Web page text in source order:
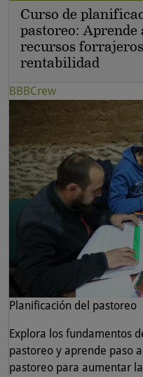
Curso de
pastoreo:
recursos
rentabilidad
BBBCrew
Planificación del pastoreo
Explora los fundamentos
pastoreo y aprende paso
pastoreo para aumentar